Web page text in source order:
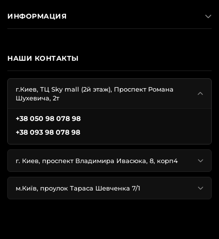
НАШИ КОНТАКТЫ
г.Киев, ТЦ Sky mall (2й этаж), Проспект Романа
Шухевича, 2т
+38 050 98 078 98
+38 093 98 078 98
г. Киев, проспект Владимира Ивасюка, 8, корп4
м.Київ, проулок Тараса Шевченка 7/1
ИНФОРМАЦИЯ